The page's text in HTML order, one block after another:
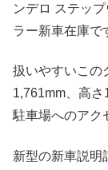
ンデロ ステッ
ラー新車在庫で
扱いやすいこの
1,761mm、高
駐車場へのアク
新型の新車説明